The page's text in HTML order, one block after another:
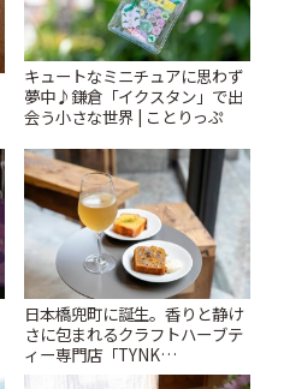
キュートなミニチュアに思わず
夢中♪鎌倉「イクスタン」で出
会う小さな世界 | ことりっぷ
日本橋兜町に誕生。香りと静け
さに包まれるクラフトハーブテ
ィー専門店「TYNK
Kabutocho」 | ことりっぷ